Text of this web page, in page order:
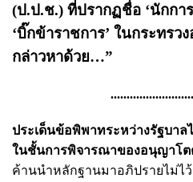
(ป.ป.ช.) ที่ปรากฏชื่อ ‘นักกา
‘บิ๊กข้าราชการ’ ในกระทรว
กล่าวหาด้วย…”
ประเด็นข้อพิพาทระหว่างรัฐบาล
ในชั้นการพิจารณาของอนุญาโต
ค้านนำหลักฐานมาอภิปรายไม่ไ